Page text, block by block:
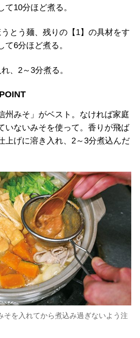
10分ほど煮る。
とう麺、残りの【1】の具材をす
6分ほど煮る。
、2～3分煮る。
みそ」がベスト。なければ家庭
いないみそを使って。香りが飛ば
上げに溶き入れ、2～3分煮込んだ
そを入れてから煮込み過ぎないよう注